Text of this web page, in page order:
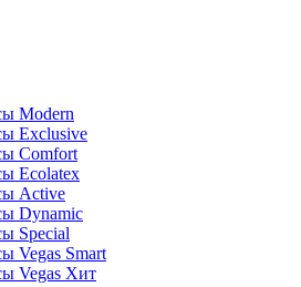
Modern
Exclusive
Comfort
Ecolatex
Active
Dynamic
Special
Vegas Smart
Vegas Хит